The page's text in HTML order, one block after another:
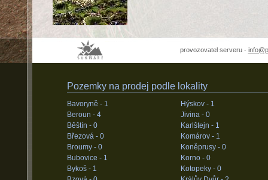
provozovatel serveru -
Pozemky na prodej podle lokality
Bavoryně - 1
Beroun - 4
Běštín - 0
Březová - 0
Broumy - 0
Bubovice - 1
Bykoš - 1
Hýskov - 1
Jivina - 0
Karlštejn - 1
Komárov - 1
Koněprusy - 0
Korno - 0
Kotopeky - 0